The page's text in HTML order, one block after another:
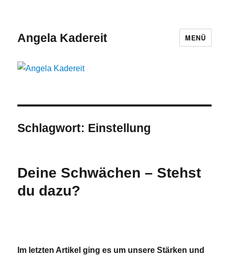
Angela Kadereit MENÜ
Schlagwort: Einstellung
Deine Schwächen – Stehst
du dazu?
Im letzten Artikel ging es um unsere Stärken und